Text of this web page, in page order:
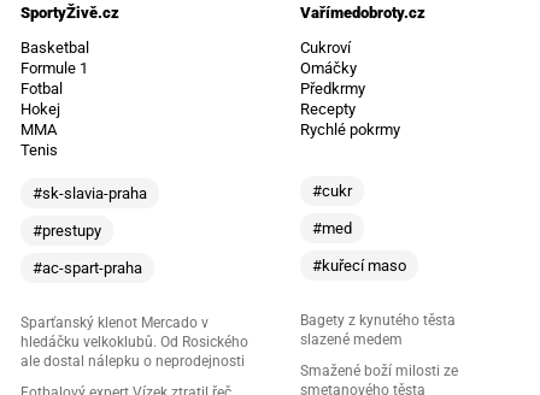
SportyŽivě.cz
Basketbal
Formule 1
Fotbal
Hokej
MMA
Tenis
#sk-slavia-praha
#prestupy
#ac-spart-praha
Sparťanský klenot Mercado v
hledáčku velkoklubů. Od Rosického
ale dostal nálepku o neprodejnosti
Vařímedobroty.cz
Cukroví
Omáčky
Předkrmy
Recepty
Rychlé pokrmy
#cukr
#med
#kuřecí maso
Bagety z kynutého těsta
slazené medem
Smažené boží milosti ze
smetanového těsta